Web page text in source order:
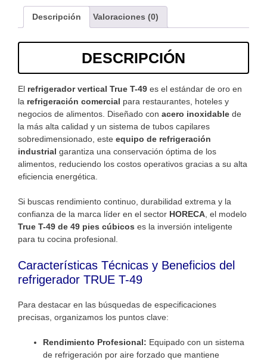
Descripción Valoraciones (0)
DESCRIPCIÓN
El refrigerador vertical True T-49 es el estándar de oro en
la refrigeración comercial para restaurantes, hoteles y
negocios de alimentos. Diseñado con acero inoxidable de
la más alta calidad y un sistema de tubos capilares
sobredimensionado, este equipo de refrigeración
industrial garantiza una conservación óptima de los
alimentos, reduciendo los costos operativos gracias a su alta
eficiencia energética.
Si buscas rendimiento continuo, durabilidad extrema y la
confianza de la marca líder en el sector HORECA , el modelo
True T-49 de 49 pies cúbicos es la inversión inteligente
para tu cocina profesional.
Características Técnicas y Beneficios del
refrigerador TRUE T-49
Para destacar en las búsquedas de especificaciones
precisas, organizamos los puntos clave:
Rendimiento Profesional: Equipado con un sistema
de refrigeración por aire forzado que mantiene